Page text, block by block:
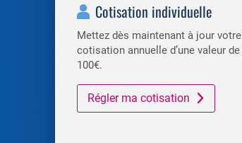
Cotisation individuelle
Mettez dès maintenant à jour votre
cotisation annuelle d’une valeur de
100€.
Régler ma cotisation